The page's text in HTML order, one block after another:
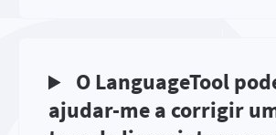
O LanguageTool
ajudar-me a corrigir